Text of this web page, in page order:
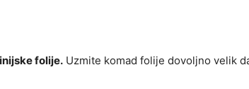
folije. Uzmite komad folije dovoljno velik